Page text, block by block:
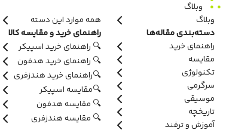
وبلاگ
وبلاگ
همه موارد این دسته
دسته‌بندی مقاله‌ها
راهنمای خرید
مقایسه
تکنولوژی
سرگرمی
موسیقی
تاریخچه
آموزش و ترفند
راهنمای خرید و مقایسه کالا
🔍 راهنمای خرید اسپیکر
🔍 راهنمای خرید هدفون
🔍راهنمای خرید هندزفری
🔍مقایسه اسپیکر
🔍 مقایسه هدفون
🔍 مقایسه هندزفری